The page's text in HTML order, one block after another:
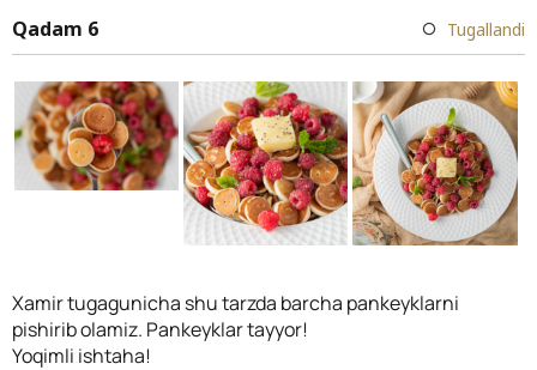
Qadam 6 Tugallandi
Xamir tugagunicha shu tarzda barcha pankeyklarni
pishirib olamiz. Pankeyklar tayyor!
Yoqimli ishtaha!